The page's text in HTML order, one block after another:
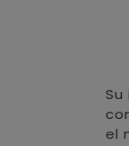
el